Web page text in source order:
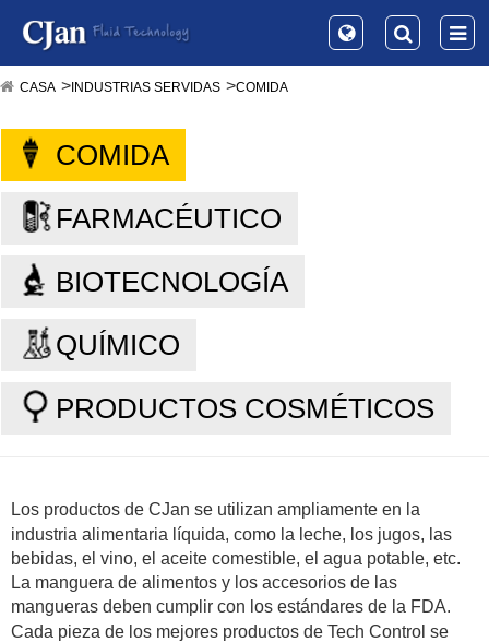
CASA INDUSTRIAS SERVIDAS COMIDA
COMIDA
FARMACÉUTICO
BIOTECNOLOGÍA
QUÍMICO
PRODUCTOS COSMÉTICOS
Los productos de CJan se utilizan ampliamente en la
industria alimentaria líquida, como la leche, los jugos, las
bebidas, el vino, el aceite comestible, el agua potable, etc.
La manguera de alimentos y los accesorios de las
mangueras deben cumplir con los estándares de la FDA.
Cada pieza de los mejores productos de Tech Control se